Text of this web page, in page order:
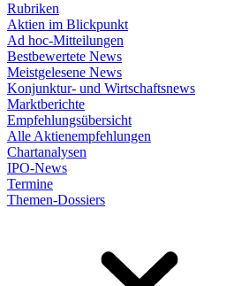
Rubriken
Aktien im Blickpunkt
Ad hoc-Mitteilungen
Bestbewertete News
Meistgelesene News
Konjunktur- und Wirtschaftsnews
Marktberichte
Empfehlungsübersicht
Alle Aktienempfehlungen
Chartanalysen
IPO-News
Termine
Themen-Dossiers